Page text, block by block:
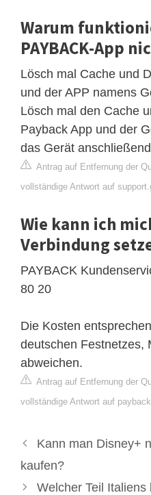
Warum
PAYBACK-App
Lösch mal Cache und
und der APP namens
Lösch mal den Cache
Payback App und der
das Gerät
Antrag auf Entfernung der
vollständige Antwort auf
Wie kann ich
Verbindung
PAYBACK
80 20
Die Kosten
deutschen Festnetzes,
abweichen.
Antrag auf Entfernung der
vollständige Antwort auf
Kann man Disney+
kaufen?
Welcher Teil